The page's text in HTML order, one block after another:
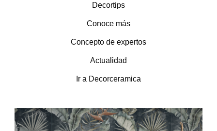
Decortips
Conoce más
Concepto de expertos
Actualidad
Ir a Decorceramica